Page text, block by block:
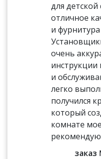
для
отличное
и
очень
и
легко
получился
который
комнате
заказ